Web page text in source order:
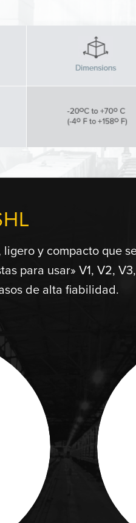
y compacto que
para usar» V1, V2,
de alta fiabilidad.